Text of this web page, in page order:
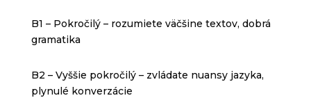
B1 – Pokročilý – rozumiete väčšine textov, dobrá
gramatika
B2 – Vyššie pokročilý – zvládate nuansy jazyka,
plynulé konverzácie